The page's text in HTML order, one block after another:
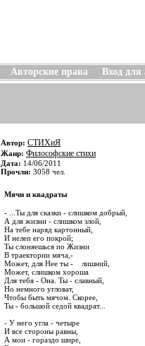
Авторские права Вход для
Автор: СТИХиЯ
Жанр: Философские стихи
Дата: 14/06/2011
Прочли: 3058 чел.
Мячи и квадраты
- ...Ты для сказки - слишком добрый,
А для жизни - слишком злой,
На тебе наряд картонный,
И нелеп его покрой;
Ты слоняешься по Жизни
В траектории мяча,-
Может, для Нее ты - лишний,
Может, слишком хороша
Для тебя - Она. Ты - славный,
Но немного угловат,
Чтобы быть мячом. Скорее,
Ты - большой седой квадрат...
- У него угла - четыре
И все стороны равны,
А мои - гораздо шире,